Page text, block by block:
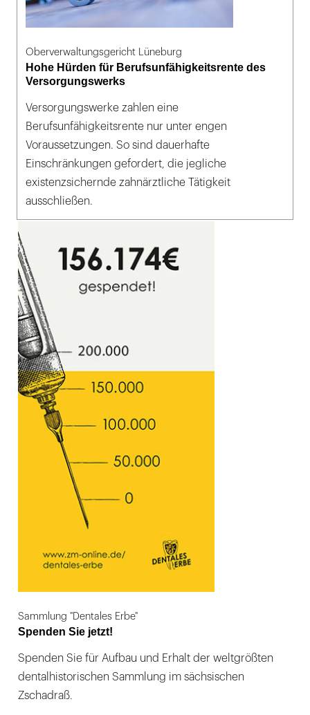
Oberverwaltungsgericht Lüneburg
Hohe Hürden für Berufsunfähigkeitsrente des
Versorgungswerks
Versorgungswerke zahlen eine
Berufsunfähigkeitsrente nur unter engen
Voraussetzungen. So sind dauerhafte
Einschränkungen gefordert, die jegliche
existenzsichernde zahnärztliche Tätigkeit
ausschließen.
Sammlung "Dentales Erbe"
Spenden Sie jetzt!
Spenden Sie für Aufbau und Erhalt der weltgrößten
dentalhistorischen Sammlung im sächsischen
Zschadraß.